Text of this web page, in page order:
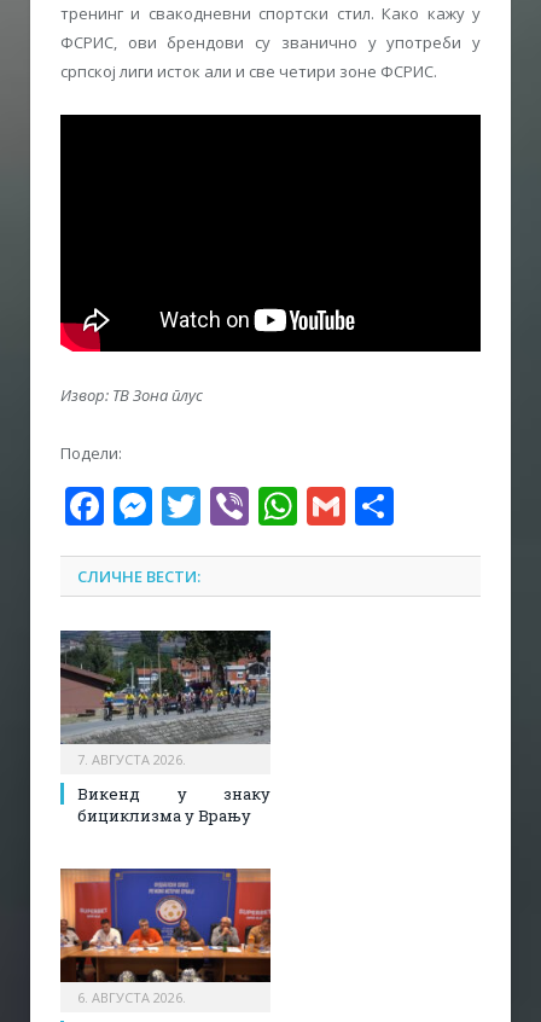
тренинг и свакодневни спортски стил. Како кажу у
ФСРИС, ови брендови су званично у употреби у
српској лиги исток али и све четири зоне ФСРИС.
Извор: ТВ Зона плус
Подели:
Facebook
Messenger
Twitter
ViberWhatsApp
Gmail
СЛИЧНЕ ВЕСТИ:
7. АВГУСТА 2026.
Викенд у знаку
бициклизма у Врању
6. АВГУСТА 2026.